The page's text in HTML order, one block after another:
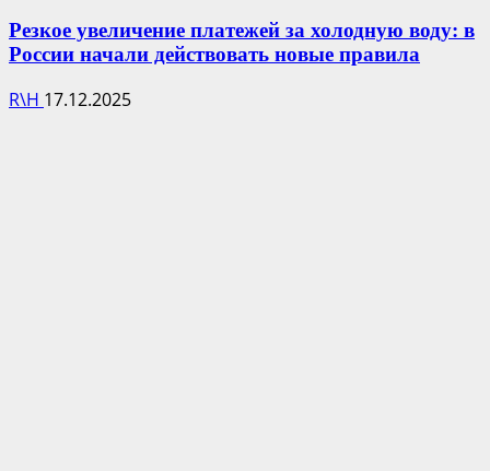
Резкое увеличение платежей за холодную воду: в
России начали действовать новые правила
R\H 17.12.2025